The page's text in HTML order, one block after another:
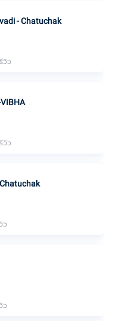
- Chatuchak
วิว
วิว
ว
ว